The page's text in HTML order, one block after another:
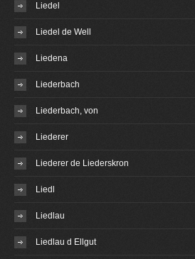
Liedel
Liedel de Well
Liedena
Liederbach
Liederbach, von
Liederer
Liederer de Liederskron
Liedl
Liedlau
Liedlau d Ellgut